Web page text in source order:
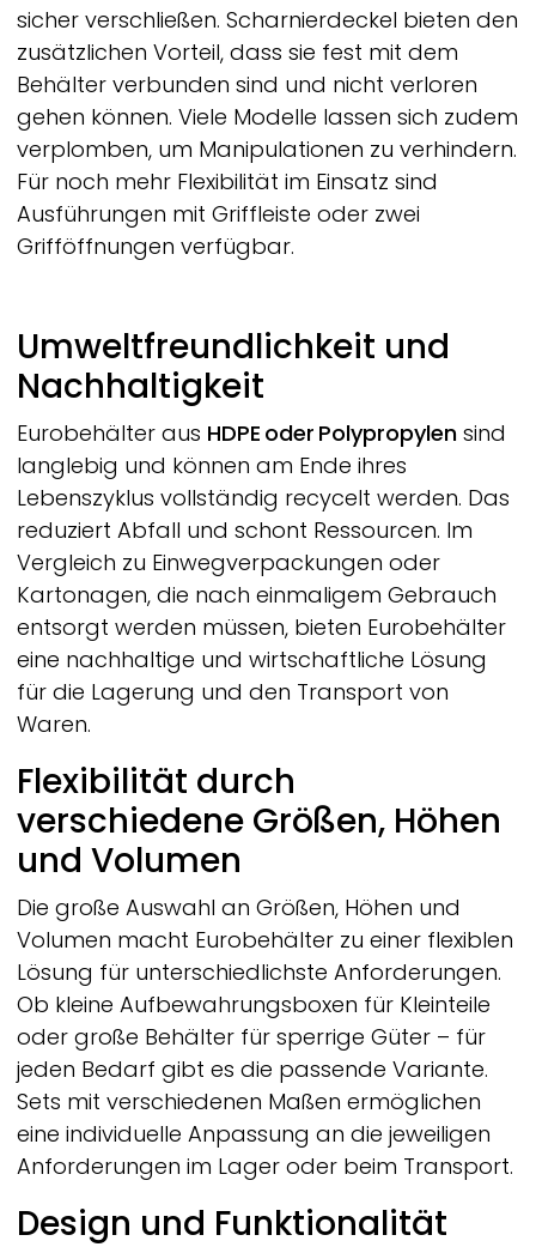
sicher verschließen. Scharnierdeckel bieten den
zusätzlichen Vorteil, dass sie fest mit dem
Behälter verbunden sind und nicht verloren
gehen können. Viele Modelle lassen sich zudem
verplomben, um Manipulationen zu verhindern.
Für noch mehr Flexibilität im Einsatz sind
Ausführungen mit Griffleiste oder zwei
Grifföffnungen verfügbar.
Umweltfreundlichkeit und
Nachhaltigkeit
Eurobehälter aus HDPE oder Polypropylensind
langlebig und können am Ende ihres
Lebenszyklus vollständig recycelt werden. Das
reduziert Abfall und schont Ressourcen. Im
Vergleich zu Einwegverpackungen oder
Kartonagen, die nach einmaligem Gebrauch
entsorgt werden müssen, bieten Eurobehälter
eine nachhaltige und wirtschaftliche Lösung
für die Lagerung und den Transport von
Waren.
Flexibilität durch
verschiedene Größen, Höhen
und Volumen
Die große Auswahl an Größen, Höhen und
Volumen macht Eurobehälter zu einer flexiblen
Lösung für unterschiedlichste Anforderungen.
Ob kleine Aufbewahrungsboxen für Kleinteile
oder große Behälter für sperrige Güter – für
jeden Bedarf gibt es die passende Variante.
Sets mit verschiedenen Maßen ermöglichen
eine individuelle Anpassung an die jeweiligen
Anforderungen im Lager oder beim Transport.
Design und Funktionalität